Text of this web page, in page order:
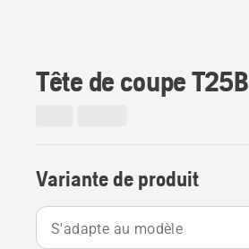
Tête de coupe T25B
Variante de produit
S'adapte au modèle